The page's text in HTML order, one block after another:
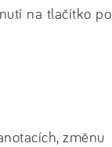
na tlačítko po
změnu